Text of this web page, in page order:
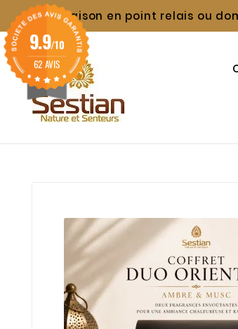
 Livraison en point relais ou
9.9/10
62 AVIS